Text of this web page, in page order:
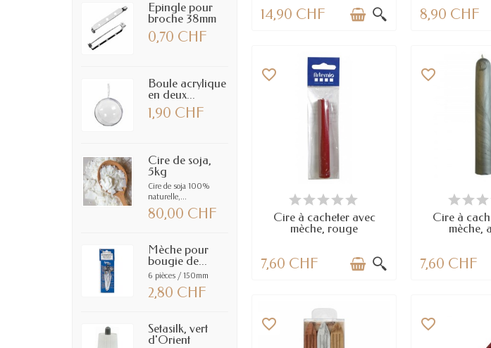
Epingle pour
broche 38mm
0,70 CHF
Boule acrylique
en deux...
1,90 CHF
Cire de soja,
5kg
Cire de soja 100%
naturelle,...
80,00 CHF
Mèche pour
bougie de...
6 pièces / 150mm
2,80 CHF
Setasilk, vert
d'Orient
14,90 CHF 8,90 CHF
EN STOCK
favorite_border
Cire à cacheter avec
mèche, rouge
7,60 CHF
DERNIERS
favorite_border
Cire à
mèche,
7,60 CHF
favorite_border favorite_border